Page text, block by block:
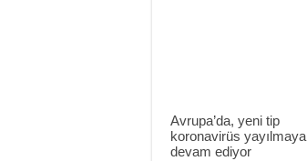
Avrupa’da, yeni tip
koronavirüs yayılmaya
devam ediyor